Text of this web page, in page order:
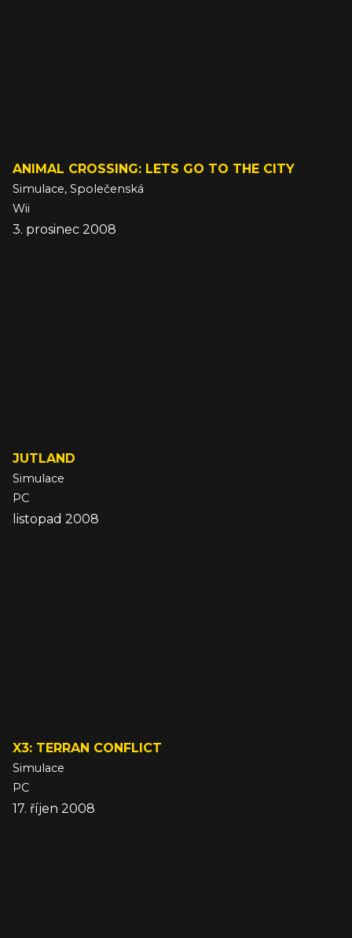
ANIMAL CROSSING: LETS GO TO THE CITY
Simulace, Společenská
Wii
3. prosinec 2008
JUTLAND
Simulace
PC
listopad 2008
X3: TERRAN CONFLICT
Simulace
PC
17. říjen 2008